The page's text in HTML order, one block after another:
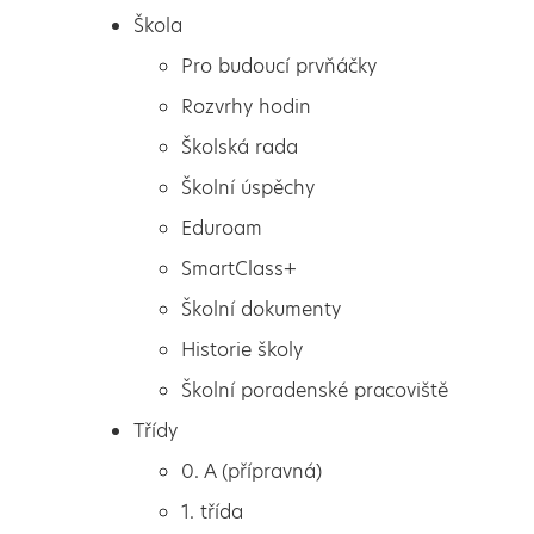
Pro budoucí prvňáčky
Rozvrhy hodin
Školská rada
Škola
Pro budoucí prvňáčky
Rozvrhy hodin
Školská rada
Školní úspěchy
Eduroam
SmartClass+
Školní dokumenty
Historie školy
Školní poradenské pracoviště
Třídy
0. A (přípravná)
1. třída
Okresní přebor starších
žáků ve futsalu